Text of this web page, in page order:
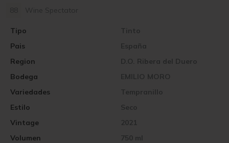
Wine Spectator
Pais España
Vintage 2021
Region D.O. Ribera del Duero
Volumen 750 ml
Bodega EMILIO MORO
Variedades Tempranillo
Tipo Tinto
Estilo Seco